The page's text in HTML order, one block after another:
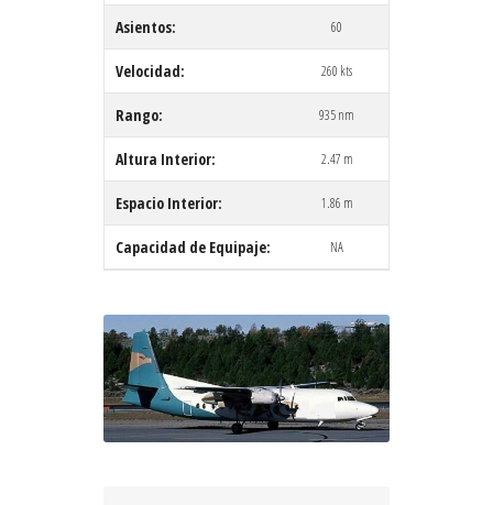
Asientos: 60
Velocidad: 260 kts
Rango: 935 nm
Altura Interior: 2.47 m
Espacio Interior: 1.86 m
Capacidad de Equipaje: NA